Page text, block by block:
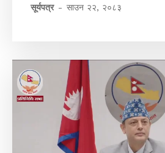
सूर्यपत्र - साउन २२, २०८३